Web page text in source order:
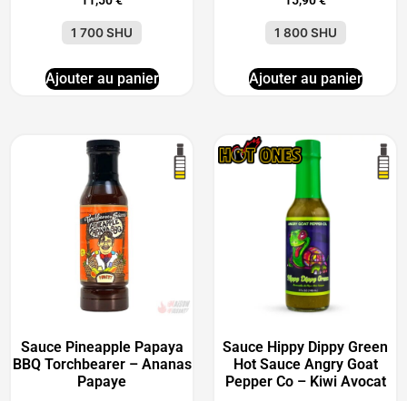
1 700 SHU
Ajouter au panier
1 800 SHU
Ajouter au panier
Sauce Pineapple Papaya
BBQ Torchbearer – Ananas
Papaye
Sauce Hippy Dippy Green
Hot Sauce Angry Goat
Pepper Co – Kiwi Avocat